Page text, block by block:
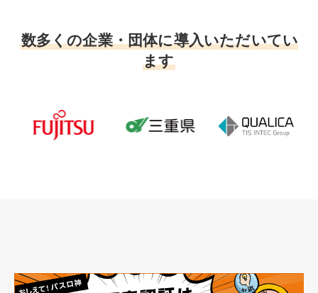
数多くの企業・団体に導入いただいてい
ます